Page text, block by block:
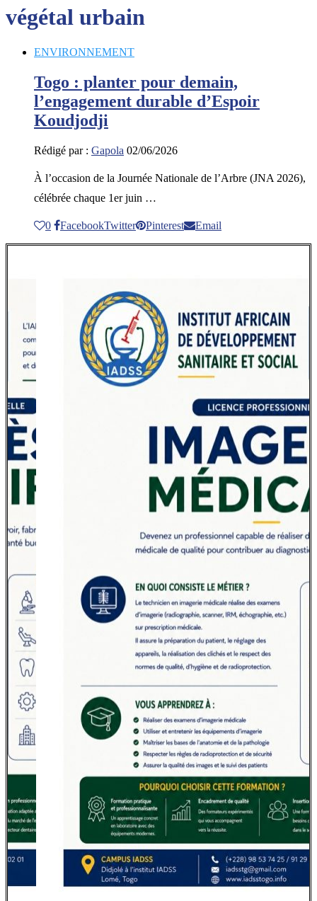
végétal urbain
ENVIRONNEMENT
Togo : planter pour demain,
l’engagement durable d’Espoir
Koudjodji
Rédigé par : Gapola 02/06/2026
À l’occasion de la Journée Nationale de l’Arbre (JNA 2026),
célébrée chaque 1er juin …
0 FacebookTwitter Pinterest Email